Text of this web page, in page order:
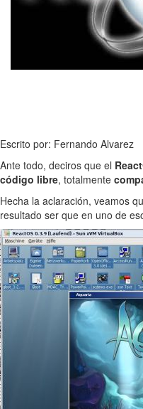
Escrito por: Fernando Alvarez
Ante todo, deciros que el
código libre, totalmente
Hecha la aclaración, veamos
resultado ser que en uno de